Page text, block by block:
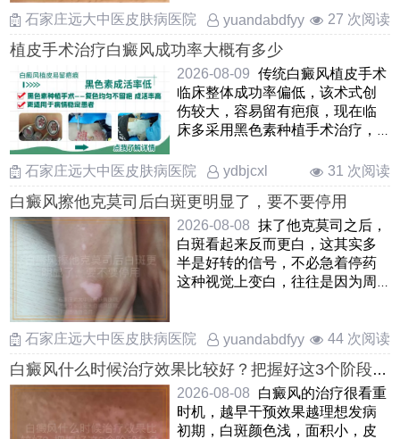
石家庄远大中医皮肤病医院 yuandabdfyy 27 次阅读
植皮手术治疗白癜风成功率大概有多少
2026-08-09 传统白癜风植皮手术
临床整体成功率偏低，该术式创
伤较大，容易留有疤痕，现在临
床多采用黑色素种植手术治疗，
……
石家庄远大中医皮肤病医院 ydbjcxl 31 次阅读
白癜风擦他克莫司后白斑更明显了，要不要停用
2026-08-08 抹了他克莫司之后，
白斑看起来反而更白，这其实多
半是好转的信号，不必急着停药
这种视觉上变白，往往是因为周
石家庄远大中医皮肤病医院
yuandabdfyy 44 次阅读
白癜风什么时候治疗效果比较好？把握好这3个阶段复
色更快
2026-08-08
白癜风的治疗很看重
时机，越早干预效果越理想发病
初期，白斑颜色浅，面积小，皮